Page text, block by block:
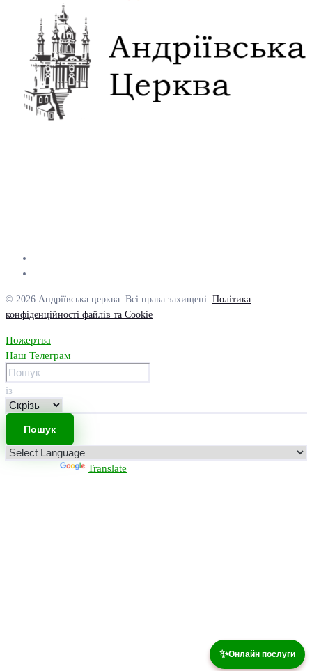
✨Онлайн послуги
© 2026 Андріївська церква. Всі права захищені. Політика
конфіденційності файлів та Cookie
Пожертва
Наш Телеграм
із
Translate